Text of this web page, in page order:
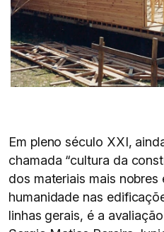
Em pleno século XXI,
chamada “cultura da
dos materiais mais
humanidade nas
linhas gerais, é a